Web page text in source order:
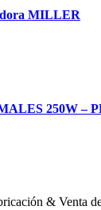
MILLER
250W –
& Venta